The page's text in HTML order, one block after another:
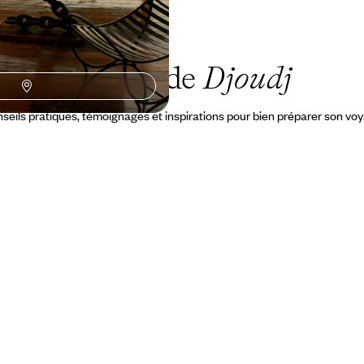
Le GuideDjoudj
pratiques, témoignages et inspirations pour bien préparer son